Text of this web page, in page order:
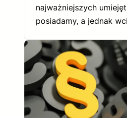
najważniejszych
posiadamy, a jednak